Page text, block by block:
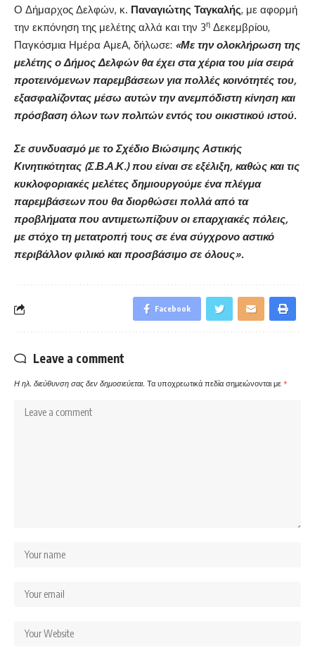
Ο Δήμαρχος Δελφών, κ. Παναγιώτης Ταγκαλής, με αφορμή
την εκπόνηση της μελέτης αλλά και την 3η Δεκεμβρίου,
Παγκόσμια Ημέρα ΑμεΑ, δήλωσε: «Με την ολοκλήρωση της
μελέτης ο Δήμος Δελφών θα έχει στα χέρια του μία σειρά
προτεινόμενων παρεμβάσεων για πολλές κοινότητές του,
εξασφαλίζοντας μέσω αυτών την ανεμπόδιστη κίνηση και
πρόσβαση όλων των πολιτών εντός του οικιστικού ιστού.
Σε συνδυασμό με το Σχέδιο Βιώσιμης Αστικής
Κινητικότητας (Σ.Β.Α.Κ.) που είναι σε εξέλιξη, καθώς και τις
κυκλοφοριακές μελέτες δημιουργούμε ένα πλέγμα
παρεμβάσεων που θα διορθώσει πολλά από τα
προβλήματα που αντιμετωπίζουν οι επαρχιακές πόλεις,
με στόχο τη μετατροπή τους σε ένα σύγχρονο αστικό
περιβάλλον φιλικό και προσβάσιμο σε όλους».
Facebook
Leave a comment
Η ηλ. διεύθυνση σας δεν δημοσιεύεται. Τα υποχρεωτικά πεδία σημειώνονται με *